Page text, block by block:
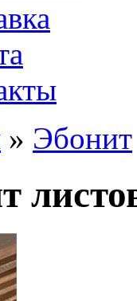
» Эбонит